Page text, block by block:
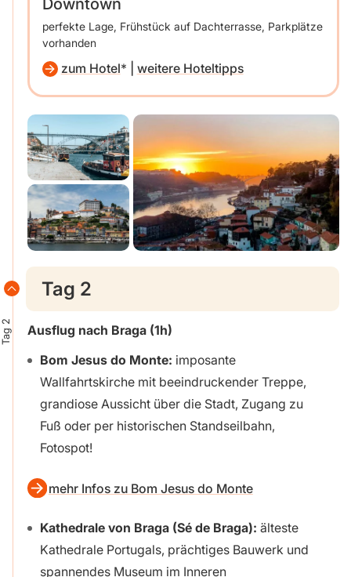
perfekte Lage, Frühstück auf Dachterrasse, Parkplätze
vorhanden
zum Hotel weitere Hoteltipps
Tag 2
Tag 2
Ausflug nach Braga (1h)
Bom Jesus do Monte: imposante
Wallfahrtskirche mit beeindruckender Treppe,
grandiose Aussicht über die Stadt, Zugang zu
Fuß oder per historischen Standseilbahn,
Fotospot!
mehr Infos zu Bom Jesus do Monte
Kathedrale von Braga (Sé de Braga): älteste
Kathedrale Portugals, prächtiges Bauwerk und
spannendes Museum im Inneren